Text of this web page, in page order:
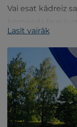
Vai esat kādreiz
vietu savam
Lasīt vairāk